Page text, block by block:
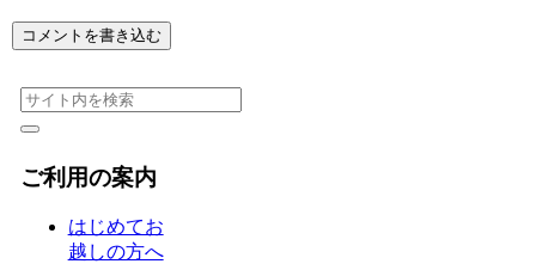
コメントを書き込む
ご利用の案内
はじめてお
越しの方へ